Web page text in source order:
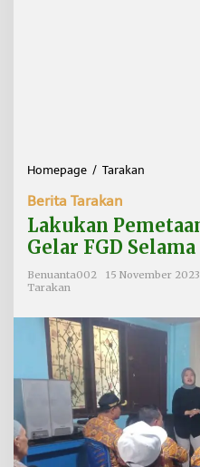
Homepage / Tarakan
u
k
a
m
e
S
o
s
i
Berita Tarakan
Lakukan
Gelar FGD
Benuanta002
15 November 2023
Tarakan